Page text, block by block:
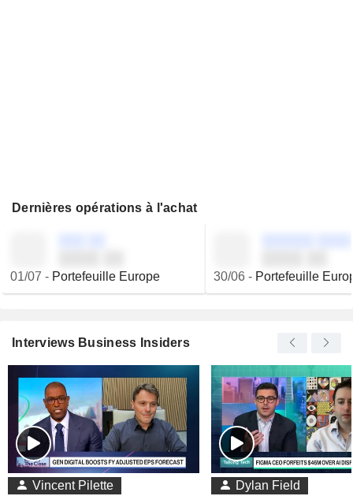
Dernières opérations à l'achat
01/07 - Portefeuille Europe 30/06- Portefeuille
Interviews Business Insiders
Vincent Pilette
Dylan Field